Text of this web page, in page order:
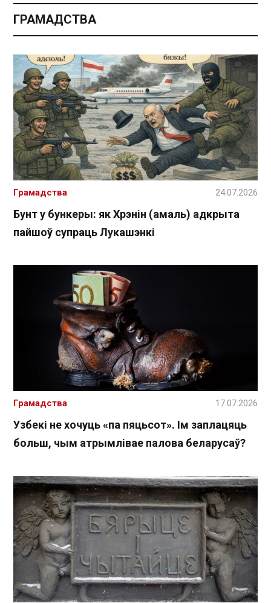
ГРАМАДСТВА
Бунт у бункеры: як Хрэнін (амаль) адкрыта
пайшоў супраць Лукашэнкі
Грамадства 24.07.2026
Узбекі не хочуць «па пяцьсот». Ім заплацяць
больш, чым атрымлівае палова беларусаў?
Грамадства 17.07.2026